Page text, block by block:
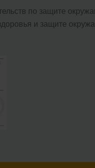
по защите
и защите